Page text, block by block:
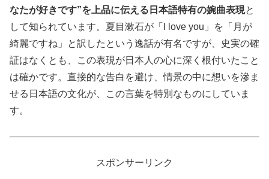
なたが好きです”を上品に伝える日本語特有の婉曲表現と
して知られています。夏目漱石が「I love you」を「月が
綺麗ですね」と訳したという逸話が有名ですが、史実の確
証はなくとも、この表現が日本人の心に深く根付いたこと
は確かです。直接的な告白を避け、情景の中に想いを滲ま
せる日本語の文化が、この言葉を特別なものにしていま
す。
スポンサーリンク